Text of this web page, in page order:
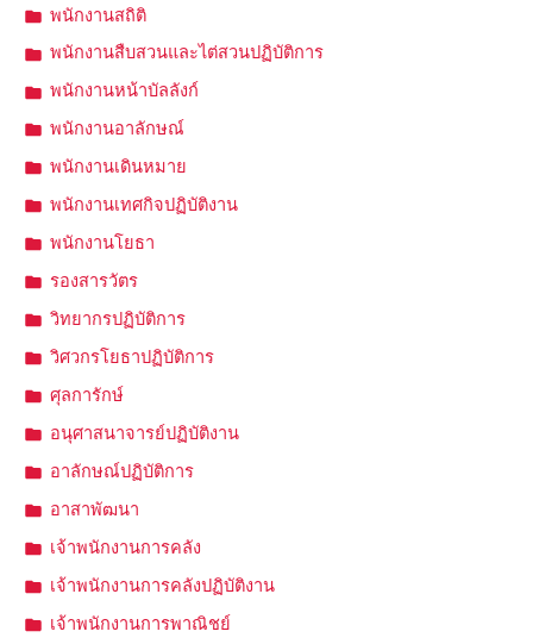
พนักงานสถิติ
พนักงานสืบสวนและไต่สวนปฏิบัติการ
พนักงานหน้าบัลลังก์
พนักงานอาลักษณ์
พนักงานเดินหมาย
พนักงานเทศกิจปฏิบัติงาน
พนักงานโยธา
รองสารวัตร
วิทยากรปฏิบัติการ
วิศวกรโยธาปฏิบัติการ
ศุลการักษ์
อนุศาสนาจารย์ปฏิบัติงาน
อาลักษณ์ปฏิบัติการ
อาสาพัฒนา
เจ้าพนักงานการคลัง
เจ้าพนักงานการคลังปฏิบัติงาน
เจ้าพนักงานการพาณิชย์